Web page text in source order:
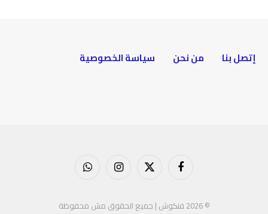
إتصل بنا من نحن سياسة الخصوصية
فيسبوك X الانستغرامواتساب
© 2026 فنكوش | جميع الحقوق مش محفوظة